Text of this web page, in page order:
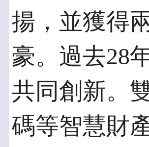
揚，並獲得
豪。過去28
共同創新。
碼等智慧財